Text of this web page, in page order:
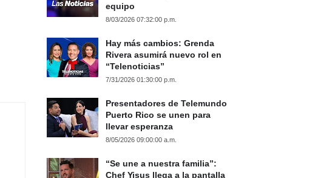
equipo
8/03/2026 07:32:00 p.m.
Hay más cambios: Grenda
Rivera asumirá nuevo rol en
“Telenoticias”
7/31/2026 01:30:00 p.m.
Presentadores de Telemundo
Puerto Rico se unen para
llevar esperanza
8/05/2026 09:00:00 a.m.
“Se une a nuestra familia”:
Chef Yisus llega a la pantalla